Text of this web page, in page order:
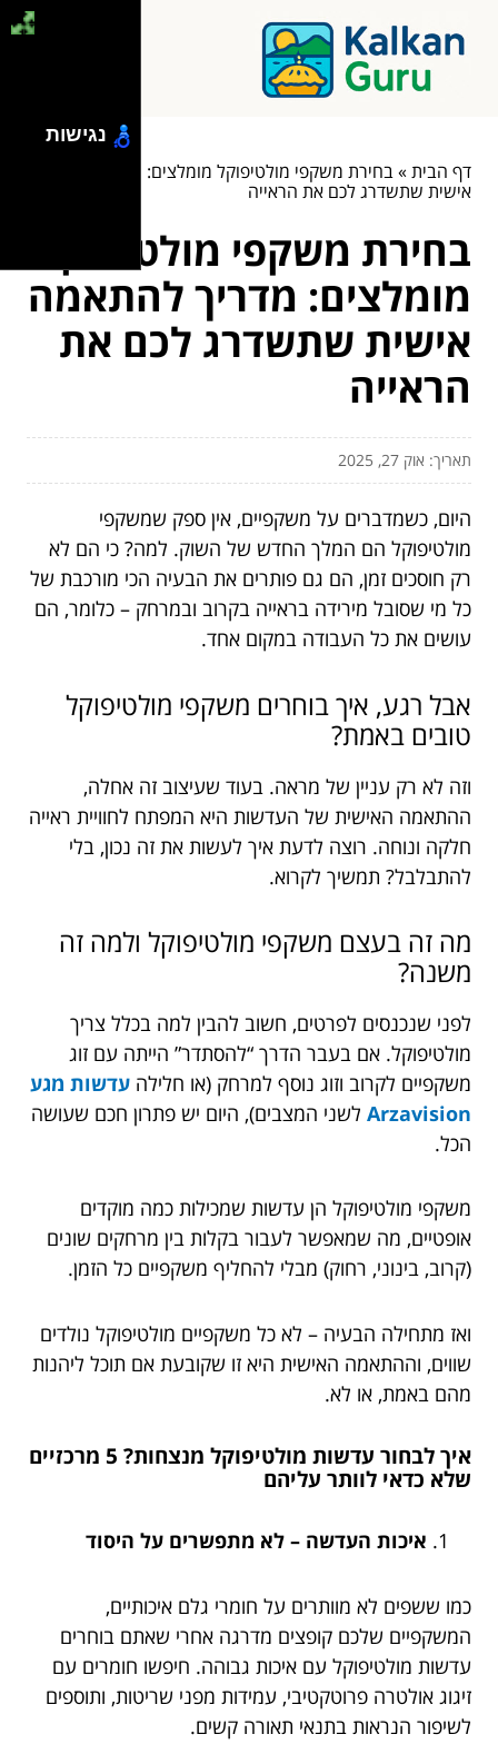
דף הבית»בחירת משקפי מולטיפוקל מומלצים: מדריך להתאמה
אישית שתשדרג לכם את הראייה
בחירת משקפי מולטיפוקל
מומלצים: מדריך להתאמה
אישית שתשדרג לכם את
הראייה
תאריך: אוק 27, 2025
היום, כשמדברים על משקפיים, אין ספק שמשקפי
מולטיפוקל הם המלך החדש של השוק. למה? כי הם לא
רק חוסכים זמן, הם גם פותרים את הבעיה הכי מורכבת של
כל מי שסובל מירידה בראייה בקרוב ובמרחק – כלומר, הם
עושים את כל העבודה במקום אחד.
אבל רגע, איך בוחרים משקפי מולטיפוקל
טובים באמת?
וזה לא רק עניין של מראה. בעוד שעיצוב זה אחלה,
ההתאמה האישית של העדשות היא המפתח לחוויית ראייה
חלקה ונוחה. רוצה לדעת איך לעשות את זה נכון, בלי
להתבלבל? תמשיך לקרוא.
מה זה בעצם משקפי מולטיפוקל ולמה זה
משנה?
לפני שנכנסים לפרטים, חשוב להבין למה בכלל צריך
מולטיפוקל. אם בעבר הדרך “להסתדר” הייתה עם זוג
משקפיים לקרוב וזוג נוסף למרחק (או חלילה עדשות מגע
Arzavision לשני המצבים), היום יש פתרון חכם שעושה
הכל.
משקפי מולטיפוקל הן עדשות שמכילות כמה מוקדים
אופטיים, מה שמאפשר לעבור בקלות בין מרחקים שונים
(קרוב, בינוני, רחוק) מבלי להחליף משקפיים כל הזמן.
ואז מתחילה הבעיה – לא כל משקפיים מולטיפוקל נולדים
שווים, וההתאמה האישית היא זו שקובעת אם תוכל ליהנות
מהם באמת, או לא.
איך לבחור עדשות מולטיפוקל מנצחות? 5 מרכזיים
שלא כדאי לוותר עליהם
איכות העדשה – לא מתפשרים על היסוד
כמו ששפים לא מוותרים על חומרי גלם איכותיים,
המשקפיים שלכם קופצים מדרגה אחרי שאתם בוחרים
עדשות מולטיפוקל עם איכות גבוהה. חיפשו חומרים עם
זיגוג אולטרה פרוטקטיבי, עמידות מפני שריטות, ותוספים
לשיפור הנראות בתנאי תאורה קשים.
נגישות